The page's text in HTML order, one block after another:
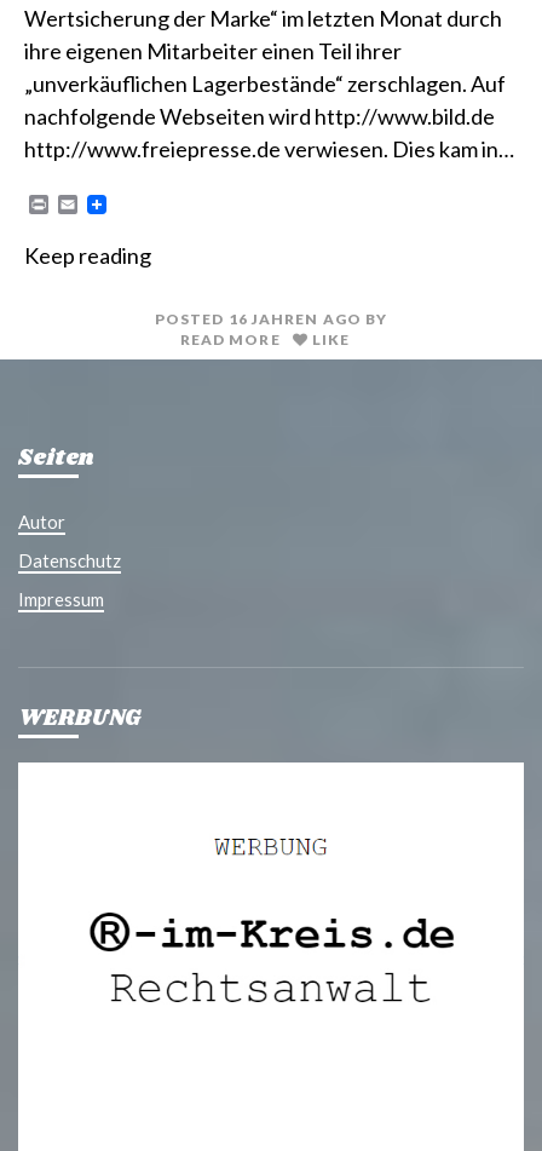
Wertsicherung der Marke“ im letzten Monat durch
ihre eigenen Mitarbeiter einen Teil ihrer
„unverkäuflichen Lagerbestände“ zerschlagen. Auf
nachfolgende Webseiten wird http://www.bild.de
http://www.freiepresse.de verwiesen. Dies kam in…
P
n
E
i
Keep reading
POSTED 16 JAHREN AGO BY
READ MORE
LIKE
Seiten
Autor
Datenschutz
Impressum
WERBUNG